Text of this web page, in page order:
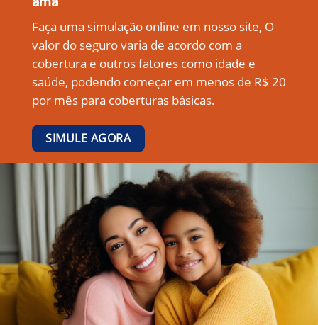
Faça uma simulação online em nosso site, O
valor do seguro varia de acordo com a
cobertura e outros fatores como idade e
saúde, podendo começar em menos de R$ 20
por mês para coberturas básicas.
SIMULE AGORA